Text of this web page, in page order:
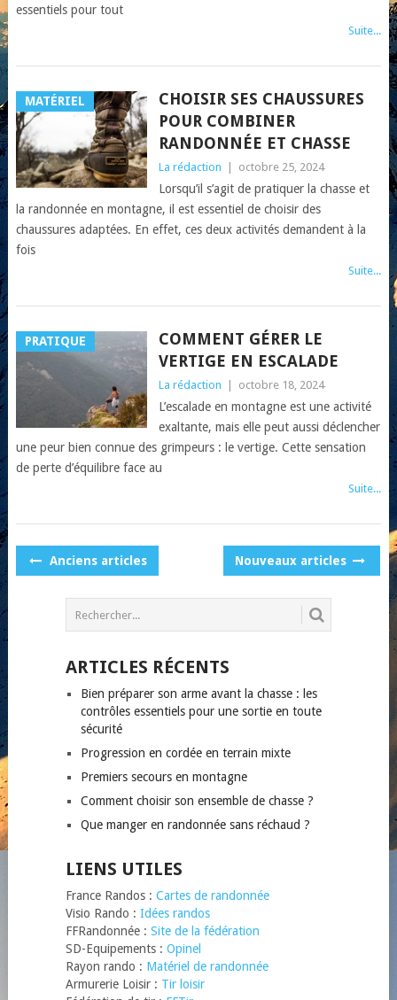
essentiels pour tout
Suite...
MATÉRIEL
CHOISIR SES CHAUSSURES
POUR COMBINER
RANDONNÉE ET CHASSE
La rédaction octobre 25, 2024
Lorsqu’il s’agit de pratiquer la chasse et
la randonnée en montagne, il est essentiel de choisir des
chaussures adaptées. En effet, ces deux activités demandent à la
fois
Suite...
PRATIQUE
COMMENT GÉRER LE
VERTIGE EN ESCALADE
La rédaction octobre 18, 2024
L’escalade en montagne est une activité
exaltante, mais elle peut aussi déclencher
une peur bien connue des grimpeurs : le vertige. Cette sensation
de perte d’équilibre face au
Suite...
POSTS
Anciens articles Nouveaux articles
ARTICLES RÉCENTS
Bien préparer son arme avant la chasse : les
contrôles essentiels pour une sortie en toute
sécurité
Progression en cordée en terrain mixte
Premiers secours en montagne
Comment choisir son ensemble de chasse ?
Que manger en randonnée sans réchaud ?
LIENS UTILES
France Randos : Cartes de randonnée
Visio Rando : Idées randos
FFRandonnée : Site de la fédération
SD-Equipements : Opinel
Rayon rando : Matériel de randonnée
Armurerie Loisir : Tir loisir